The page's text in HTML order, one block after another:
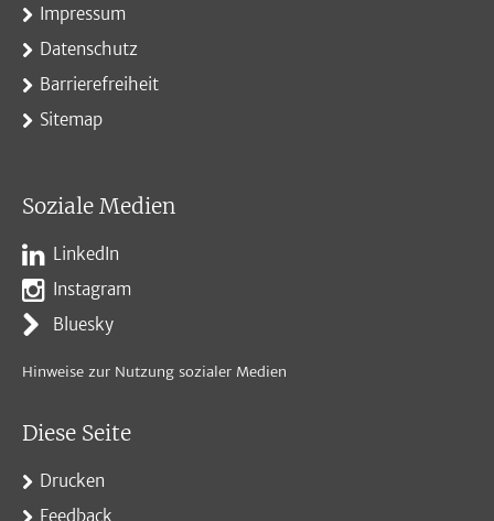
Impressum
Datenschutz
Barrierefreiheit
Sitemap
Soziale Medien
LinkedIn
Instagram
Bluesky
Hinweise zur Nutzung sozialer Medien
Diese Seite
Drucken
Feedback